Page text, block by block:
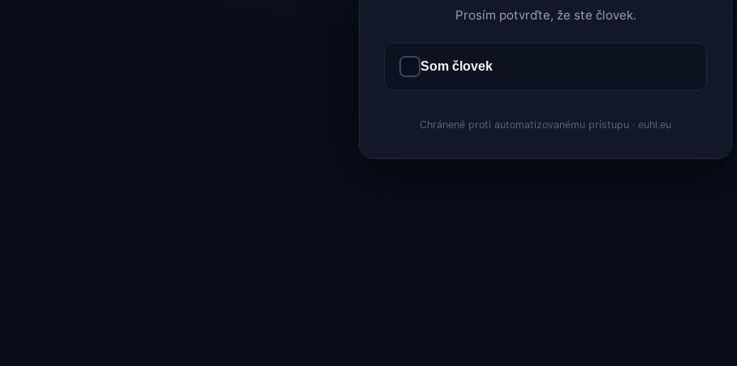
Prosím potvrďte, že ste človek.
Som človek
Chránené proti automatizovanému prístupu · euhl.eu